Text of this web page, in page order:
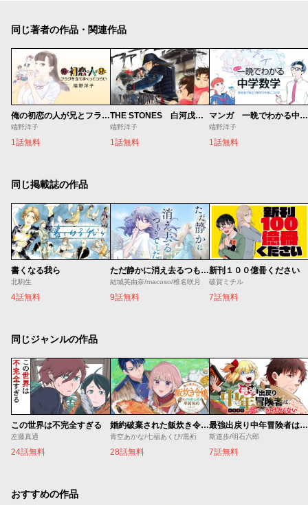
同じ著者の作品・関連作品
俺の初恋の人が兄とフラグを立てまくってつらい
端野洋子
1話無料
THE STONES 白河戊辰戦争異聞
端野洋子
1話無料
マンガ 一晩でわかる中学数学
端野洋子
1話無料
同じ掲載誌の作品
書くなる我ら
北駒生
4話無料
ただ静かに消え去るつもりでした
結城芙由奈/macoso/椎名咲月
9話無料
新刊１００億冊ください
破賀ミチル
7話無料
同じジャンルの作品
この世界は不完全すぎる
左藤真通
24話無料
婚約破棄された飯炊き令嬢の私は冷酷公爵と専属契約しました～ですが胃袋を掴んだ結果、冷たかった公爵様がどんどん優しくなっています～
青空あかな/七福あくび/黒裄
28話無料
最強出戻り中年冒険者は、今さら命なんてかけたくない
斯道歩/明石六郎
7話無料
おすすめの作品